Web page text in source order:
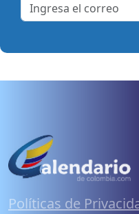
Políticas de